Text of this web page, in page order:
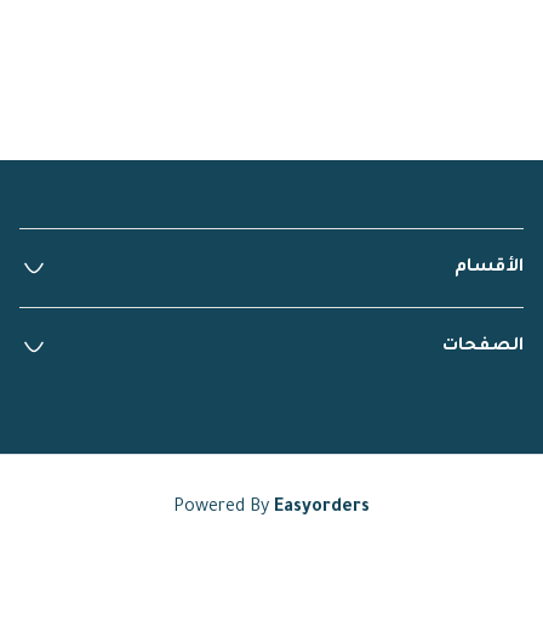
الأقسام
الصفحات
Powered By Easyorders